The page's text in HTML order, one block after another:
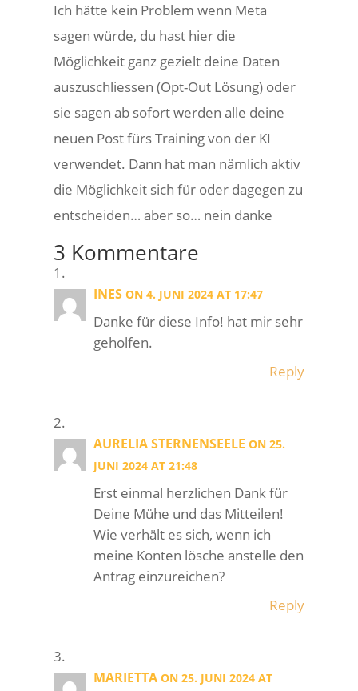
Ich hätte kein Problem wenn Meta
sagen würde, du hast hier die
Möglichkeit ganz gezielt deine Daten
auszuschliessen (Opt-Out Lösung) oder
sie sagen ab sofort werden alle deine
neuen Post fürs Training von der KI
verwendet. Dann hat man nämlich aktiv
die Möglichkeit sich für oder dagegen zu
entscheiden… aber so… nein danke
3 Kommentare
INES ON 4. JUNI 2024 AT 17:47
Danke für diese Info! hat mir sehr
geholfen.
Reply
AURELIA STERNENSEELE ON 25.
JUNI 2024 AT 21:48
Erst einmal herzlichen Dank für
Deine Mühe und das Mitteilen!
Wie verhält es sich, wenn ich
meine Konten lösche anstelle den
Antrag einzureichen?
Reply
MARIETTA ON 25. JUNI 2024 AT